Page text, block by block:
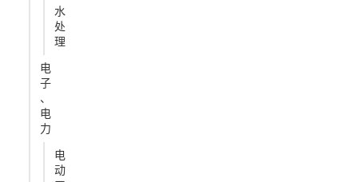
水
处
理
电
子
、
电
力
电
动